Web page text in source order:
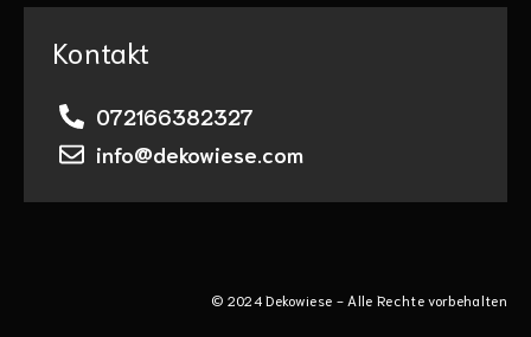
Kontakt
072166382327
info@dekowiese.com
© 2024 Dekowiese - Alle Rechte vorbehalten